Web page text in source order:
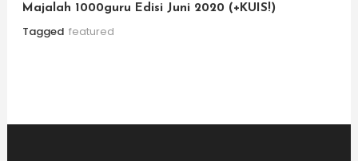
Majalah 1000guru Edisi Juni 2020 (+KUIS!)
Tagged featured